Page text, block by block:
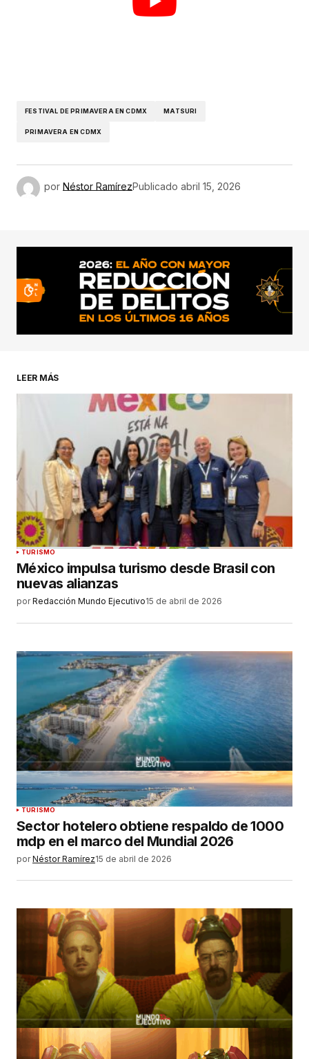
FESTIVAL DE PRIMAVERA EN CDMX MATSURI
PRIMAVERA EN CDMX
por Néstor RamírezPublicado abril 15, 2026
LEER MÁS
TURISMO
México impulsa turismo desde Brasil con
nuevas alianzas
por Redacción Mundo Ejecutivo15 de abril de 2026
TURISMO
Sector hotelero obtiene respaldo de 1000
mdp en el marco del Mundial 2026
por Néstor Ramírez15 de abril de 2026